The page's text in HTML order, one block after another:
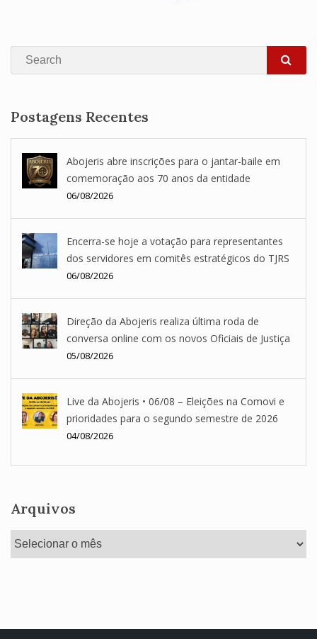
Search
Postagens Recentes
Abojeris abre inscrições para o jantar-baile em
comemoração aos 70 anos da entidade
06/08/2026
Encerra-se hoje a votação para representantes
dos servidores em comitês estratégicos do TJRS
06/08/2026
Direção da Abojeris realiza última roda de
conversa online com os novos Oficiais de Justiça
05/08/2026
Live da Abojeris • 06/08 – Eleições na Comovi e
prioridades para o segundo semestre de 2026
04/08/2026
Arquivos
Arquivos